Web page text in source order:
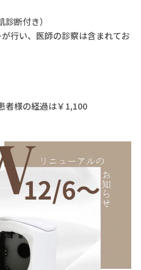
断付き）
、医師の診察は含まれてお
様の経過は￥1,100